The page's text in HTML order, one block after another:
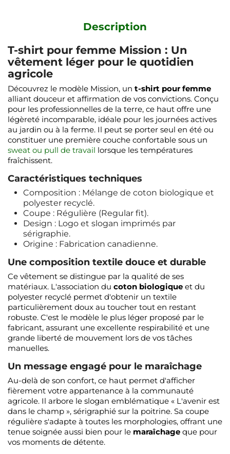
Description
T-shirt pour femme Mission : Un
vêtement léger pour le quotidien
agricole
Découvrez le modèle Mission, un t-shirt pour femme
alliant douceur et affirmation de vos convictions. Conçu
pour les professionnelles de la terre, ce haut offre une
légèreté incomparable, idéale pour les journées actives
au jardin ou à la ferme. Il peut se porter seul en été ou
constituer une première couche confortable sous un
sweat ou pull de travail lorsque les températures
fraîchissent.
Caractéristiques techniques
Composition : Mélange de coton biologique et
polyester recyclé.
Coupe : Régulière (Regular fit).
Design : Logo et slogan imprimés par
sérigraphie.
Origine : Fabrication canadienne.
Une composition textile douce et durable
Ce vêtement se distingue par la qualité de ses
matériaux. L'association du coton biologique et du
polyester recyclé permet d'obtenir un textile
particulièrement doux au toucher tout en restant
robuste. C'est le modèle le plus léger proposé par le
fabricant, assurant une excellente respirabilité et une
grande liberté de mouvement lors de vos tâches
manuelles.
Un message engagé pour le maraîchage
Au-delà de son confort, ce haut permet d'afficher
fièrement votre appartenance à la communauté
agricole. Il arbore le slogan emblématique « L'avenir est
dans le champ », sérigraphié sur la poitrine. Sa coupe
régulière s'adapte à toutes les morphologies, offrant une
tenue soignée aussi bien pour le maraîchage que pour
vos moments de détente.